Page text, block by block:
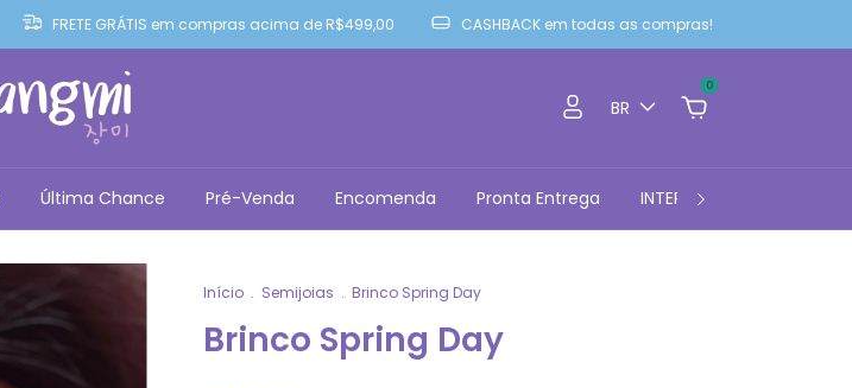
FRETE GRÁTIS em compras acima de R$499,00 CASHBACK em todas as compras!
BR
0
Última Chance Pré-Venda Encomenda Pronta Entrega INTERNATIONAL PURCHASE
Início . Semijoias . Brinco Spring Day
Brinco Spring Day